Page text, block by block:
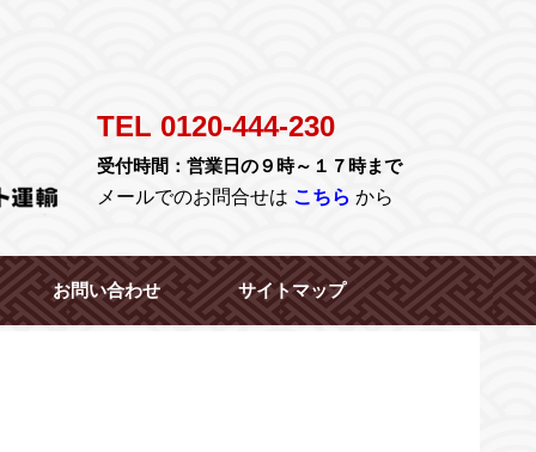
TEL 0120-444-230
受付時間：営業日の９時～１７時まで
メールでのお問合せは こちら から
お問い合わせ サイトマップ